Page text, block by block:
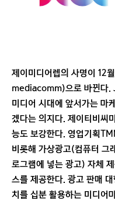
제이미디어렙의 사명이 12
mediacomm)으로 바뀐다.
미디어 시대에 앞서가는 마
겠다는 의지다. 제이티비씨
능도 보강한다. 영업기획
비롯해 가상광고(컴퓨터 그
로그램에 넣는 광고) 자체
스를 제공한다. 광고 판매
치를 십분 활용하는 미디어